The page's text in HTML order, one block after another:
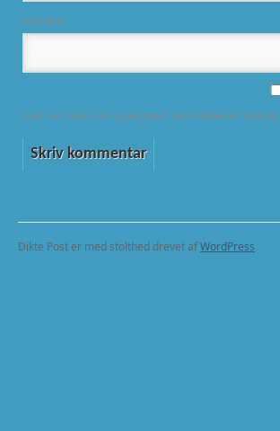
Websted
Gem mit navn, mail og websted i denne browser til
Dikte Post er med stolthed drevet afWordPress